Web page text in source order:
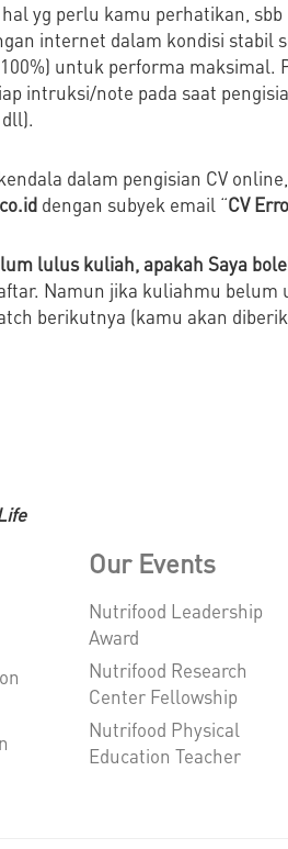
yg perlu kamu perhatikan, sbb
internet dalam kondisi stabil
untuk performa maksimal.
intruksi/note pada saat
dalam pengisian CV
dengan subyek email “CV
lulus kuliah, apakah Saya
Namun jika kuliahmu
berikutnya (kamu akan
Our Events
Nutrifood Leadership
Award
Nutrifood Research
Center Fellowship
Nutrifood Physical
Education Teacher